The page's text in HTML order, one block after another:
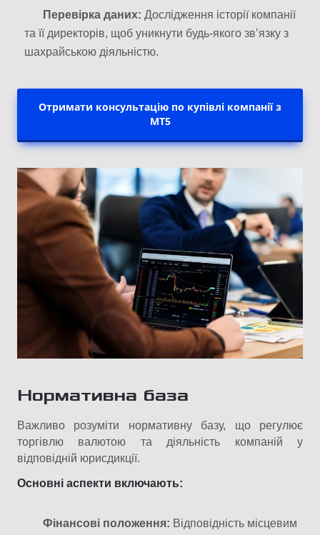
Перевірка даних: Дослідження історії компанії
та її директорів, щоб уникнути будь-якого зв’язку з
шахрайською діяльністю.
Отримати консультацію по купівлі компанії з
MT5
Нормативна база
Важливо розуміти нормативну базу, що регулює
торгівлю валютою та діяльність компаній у
відповідній юрисдикції.
Основні аспекти включають:
Фінансові положення: Відповідність місцевим